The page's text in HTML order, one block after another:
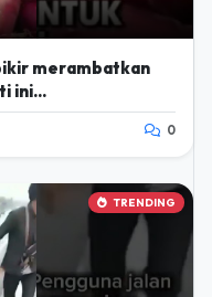
merambatkan
ini...
0
TRENDING